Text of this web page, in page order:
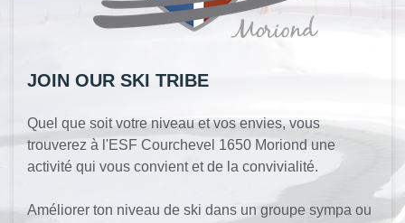
JOIN OUR SKI TRIBE
Quel que soit votre niveau et vos envies, vous
trouverez à l'ESF Courchevel 1650 Moriond une
activité qui vous convient et de la convivialité.
Améliorer ton niveau de ski dans un groupe sympa ou